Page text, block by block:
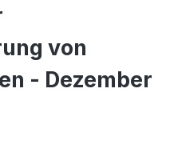
von
- Dezember